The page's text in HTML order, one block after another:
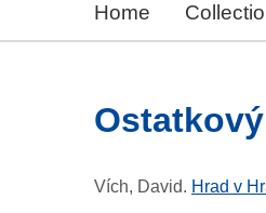
Home
Vích, David. Hrad v